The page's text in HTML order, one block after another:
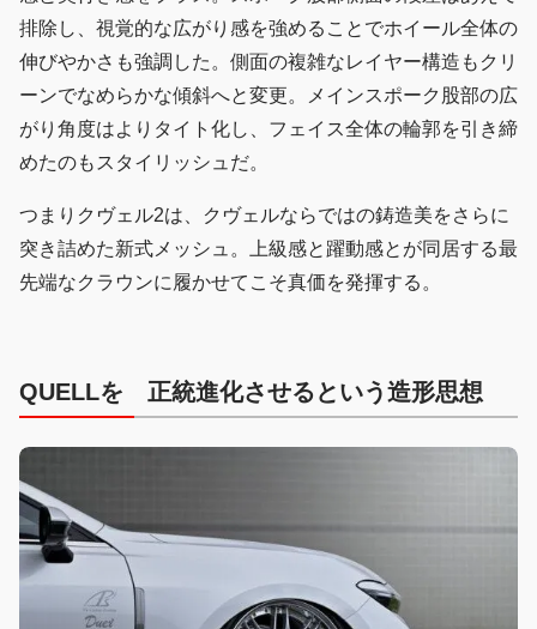
排除し、視覚的な広がり感を強めることでホイール全体の
伸びやかさも強調した。側面の複雑なレイヤー構造もクリ
ーンでなめらかな傾斜へと変更。メインスポーク股部の広
がり角度はよりタイト化し、フェイス全体の輪郭を引き締
めたのもスタイリッシュだ。
つまりクヴェル2は、クヴェルならではの鋳造美をさらに
突き詰めた新式メッシュ。上級感と躍動感とが同居する最
先端なクラウンに履かせてこそ真価を発揮する。
QUELLを 正統進化させるという造形思想